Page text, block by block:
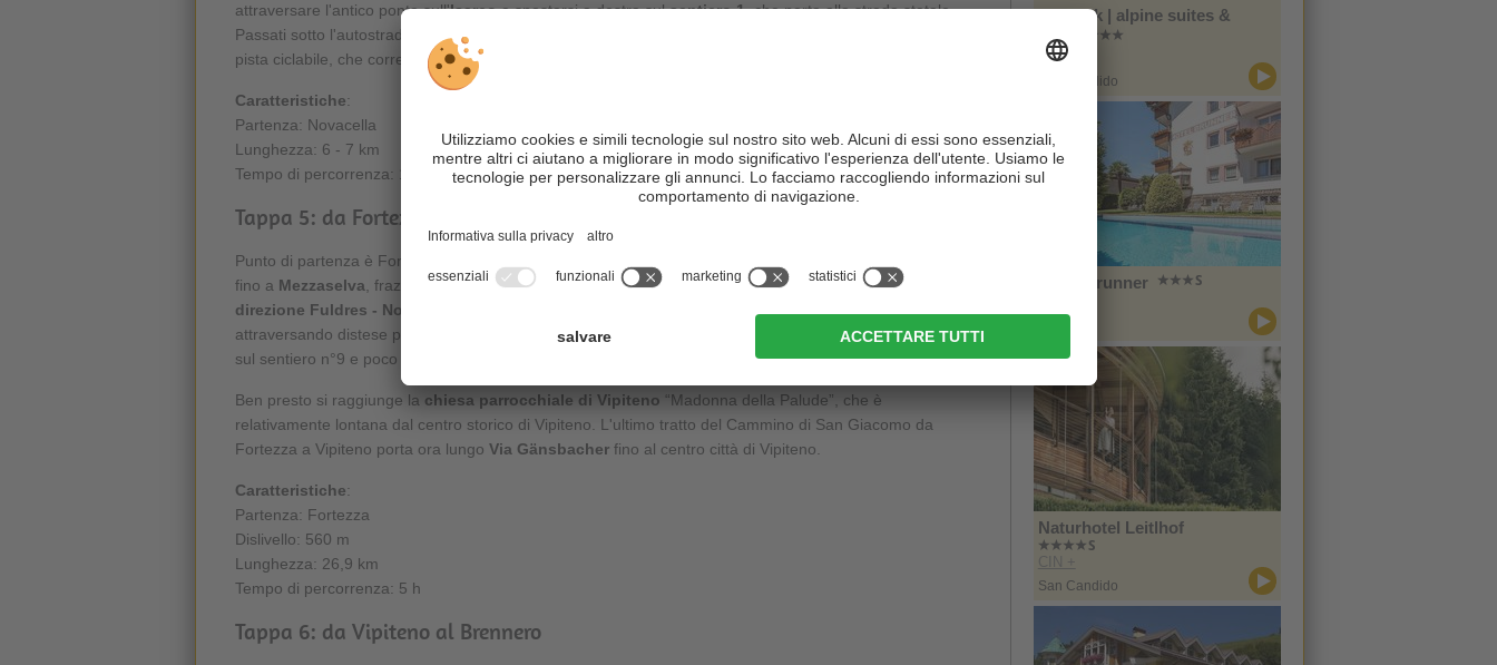
attraversare l'antico ponte sull'Isarcoe spostarsi a destra sulsentiero 1, che porta alla strada statale.
Passati sotto l'autostrada, si raggiunge il
pista ciclabile, che corre parallela all'autostrada. Seguire la pista ciclabile fino a
Caratteristiche:
Partenza: Novacella
Lunghezza: 6 - 7 km
Tempo di percorrenza: 1 - 2 h
Tappa 5: da Fortezza a Vipiteno
Punto di partenza è Fortezza - Franzensfeste. Sul versante sinistro della valle si segue il
fino a Mezzaselva , frazione di Fortezza. Si prosegue sulla pista ciclabile fino a Grasssteine poi in
direzione Fuldres - Novale Basso
attraversando distese paludose lungo il
Giro di Vipiteno
. Presso Castel Tasso si cammina
sul sentiero n°9 e poco dopo sul sentiero n°14 fino a Vipiteno.
Ben presto si raggiunge la chiesa parrocchiale di Vipiteno “Madonna della Palude”, che è
relativamente lontana dal centro storico di Vipiteno. L'ultimo tratto del Cammino di San Giacomo da
Fortezza a Vipiteno porta ora lungo Via Gänsbacher fino al centro città di Vipiteno.
Caratteristiche:
Partenza: Fortezza
Dislivello: 560 m
Lunghezza: 26,9 km
Tempo di percorrenza: 5 h
Tappa 6: da Vipiteno al Brennero
Zin Park | alpine suites &
spa
CIN +
San Candido
Hotel Brunner
Naturhotel Leitlhof
CIN +
San Candido